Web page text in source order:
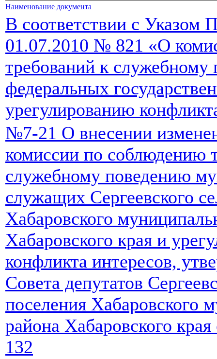
Наименование документа
В соответствии с Указом
01.07.2010 № 821 «О
требований к служебному
федеральных
урегулированию
№7-21 О внесении
комиссии по соблюдению
служебному поведению
служащих Сергеевского
Хабаровского
Хабаровского края и
конфликта интересов,
Совета депутатов
поселения Хабаровского
района Хабаровского
132